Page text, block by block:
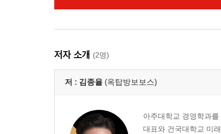
저자 소개 (2명)
저 : 김종율 (옥탑방보보스)
아주대학교 경영학과
대표와 건국대학교 미